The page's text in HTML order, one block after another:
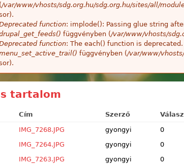
(/var/www/vhosts/sdg.org.hu/sdg.org.hu/sites/all/
function: implode(): Passing glue string
függvényben (/var/www/vhosts/
function: The each() function is
függvényben (/var/www/
tartalom
Cím Szerző
IMG_7268.JPG gyongyi 0
IMG_7264.JPG gyongyi 0
IMG_7263.JPG gyongyi 0